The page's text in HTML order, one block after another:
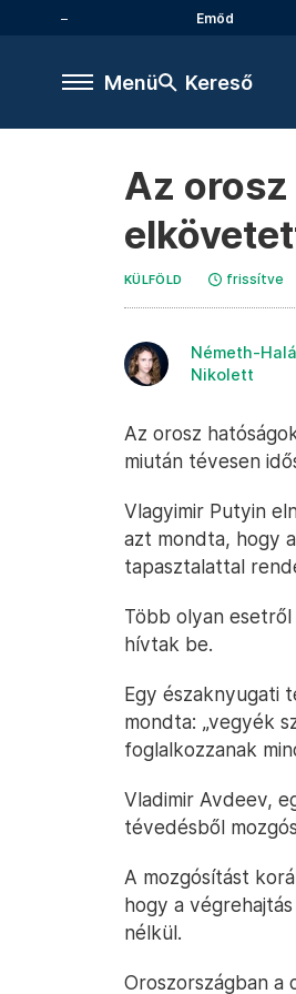
Emőd
Menü Kereső
Az
KÜLFÖLD frissítve
Németh-
Nikolett
Az orosz
miután tévesen
Vlagyimir Putyin
azt mondta, hogy
tapasztalattal
Több olyan
hívtak be.
Egy északnyugati
mondta: „vegyék
foglalkozzanak
Vladimir Avdeev,
tévedésből
A mozgósítást
hogy a
nélkül.
Oroszországban